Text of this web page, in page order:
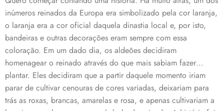
inúmeros reinados da Europa era simbolizado pela cor laranja,
o laranja era a cor oficial daquela dinastia local e, por isto,
bandeiras e outras decorações eram sempre com essa
coloração. Em um dado dia, os aldeões decidiram
homenagear o reinado através do que mais sabiam fazer…
plantar. Eles decidiram que a partir daquele momento iriam
parar de cultivar cenouras de cores variadas, deixariam para
trás as roxas, brancas, amarelas e rosa, e apenas cultivariam a